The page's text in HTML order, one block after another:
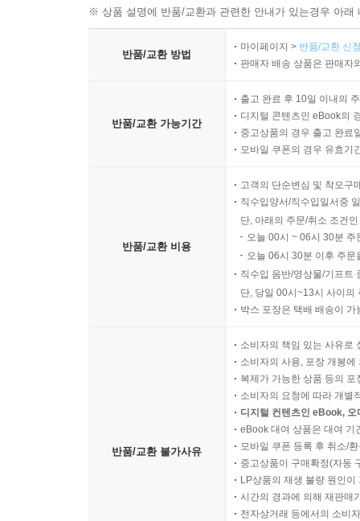
※ 상품 설명에 반품/교환과 관련한 안내가 있는경우 아
반품/교환 방법
마이페이지 > 반품/교환 신
판매자 배송 상품은 판매자
반품/교환 가능기간
출고 완료 후 10일 이내의
디지털 콘텐츠인 eBook의
중고상품의 경우 출고 완료
모바일 쿠폰의 경우 유효기
반품/교환 비용
고객의 단순변심 및 착오구
직수입양서/직수입일서중
단, 아래의 주문/취소 조건
오늘 00시 ~ 06시 30분
오늘 06시 30분 이후 주
직수입 음반/영상물/기프트
단, 당일 00시~13시 사이의
박스 포장은 택배 배송이
반품/교환 불가사유
소비자의 책임 있는 사유로
소비자의 사용, 포장 개봉
복제가 가능한 상품 등의
소비자의 요청에 따라 개별
디지털 컨텐츠인 eBook,
eBook 대여 상품은 대여 기
모바일 쿠폰 등록 후 취소/
중고상품이 구매확정(자동
LP상품의 재생 불량 원인
시간의 경과에 의해 재판매
전자상거래 등에서의 소비